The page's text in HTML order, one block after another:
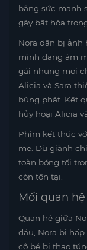
bằng sức mạnh
gây bất hòa
Nora dần bị ảnh
mình đang âm
gái nhưng mọi
Alicia và Sara
bùng phát. Kết
hủy hoại Alicia
Phim kết thúc
mẹ. Dù giành
toàn bóng tối
còn tồn tại.
Mối quan
Quan hệ giữa
đầu, Nora bị
cô bé bị thao